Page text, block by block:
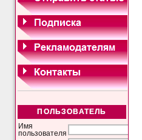
ПОЛЬЗОВАТЕЛЬ
Имя
пользователя